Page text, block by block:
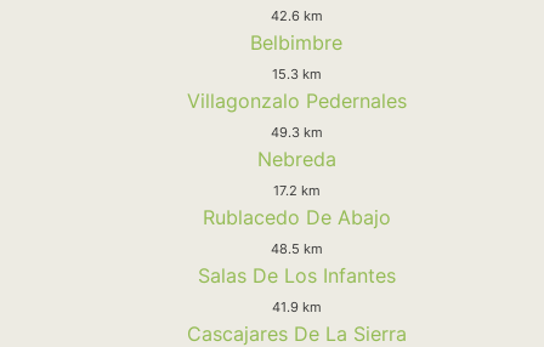
42.6 km
Belbimbre
15.3 km
Villagonzalo Pedernales
49.3 km
Nebreda
17.2 km
Rublacedo De Abajo
48.5 km
Salas De Los Infantes
41.9 km
Cascajares De La Sierra